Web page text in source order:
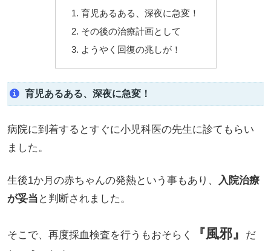
育児あるある、深夜に急変！
その後の治療計画として
ようやく回復の兆しが！
育児あるある、深夜に急変！
病院に到着するとすぐに小児科医の先生に診てもらい
ました。
生後1か月の赤ちゃんの発熱という事もあり、
入院治療
が妥当 と判断されました。
そこで、再度採血検査を行うもおそらく 『風邪』
だ